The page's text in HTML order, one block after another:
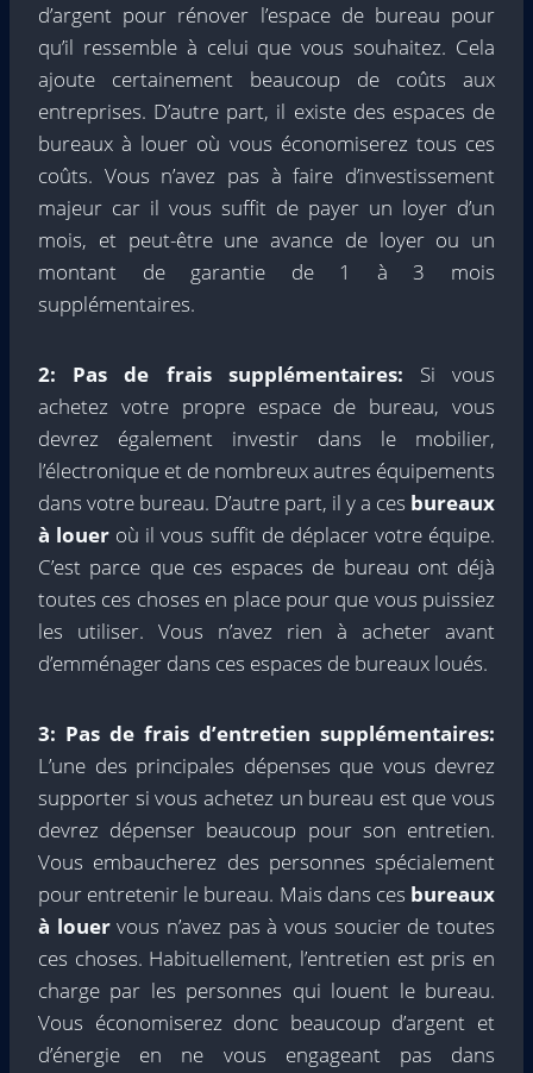
d’argent pour rénover l’espace de bureau pour
qu’il ressemble à celui que vous souhaitez. Cela
ajoute certainement beaucoup de coûts aux
entreprises. D’autre part, il existe des espaces de
bureaux à louer où vous économiserez tous ces
coûts. Vous n’avez pas à faire d’investissement
majeur car il vous suffit de payer un loyer d’un
mois, et peut-être une avance de loyer ou un
montant de garantie de 1 à 3 mois
supplémentaires.
2: Pas de frais supplémentaires: Si vous
achetez votre propre espace de bureau, vous
devrez également investir dans le mobilier,
l’électronique et de nombreux autres équipements
dans votre bureau. D’autre part, il y a ces bureaux
à louer où il vous suffit de déplacer votre équipe.
C’est parce que ces espaces de bureau ont déjà
toutes ces choses en place pour que vous puissiez
les utiliser. Vous n’avez rien à acheter avant
d’emménager dans ces espaces de bureaux loués.
3: Pas de frais d’entretien supplémentaires:
L’une des principales dépenses que vous devrez
supporter si vous achetez un bureau est que vous
devrez dépenser beaucoup pour son entretien.
Vous embaucherez des personnes spécialement
pour entretenir le bureau. Mais dans ces bureaux
à louervous n’avez pas à vous soucier de toutes
ces choses. Habituellement, l’entretien est pris en
charge par les personnes qui louent le bureau.
Vous économiserez donc beaucoup d’argent et
d’énergie en ne vous engageant pas dans